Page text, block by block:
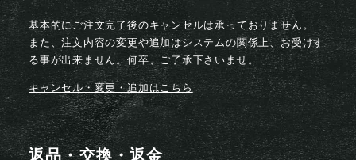
基本的にご注文完了後のキャンセルは承っておりません。
また、注文内容の変更や追加はシステムの関係上、お受けす
る事が出来ません。何卒、ご了承下さいませ。
キャンセル・変更・追加はこちら
返品・交換・返金